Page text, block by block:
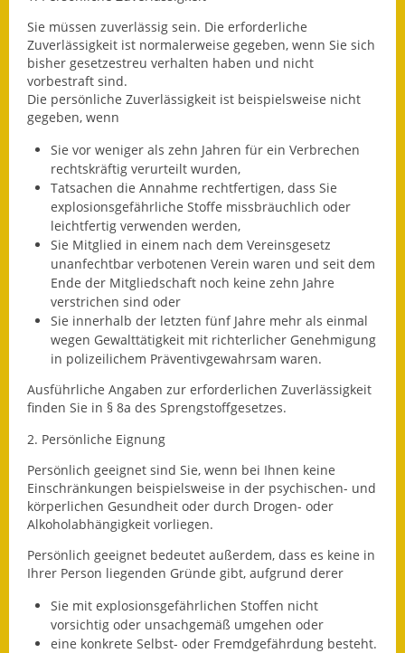
Landessanierungsprogramm
Mietspiegel
Gebäuden
Hochwassergefahrenkarte
Gemeindehalle und
Bürgerhaus
Grundschule &
Kernzeitbetreuung
Integration und Asyl
Bevölkerungsschutz
Nahverkehr
Ver- & Entsorgung
Breitbandausbau
Freizeit
Sie müssen zuverlässig sein. Die erforderliche
Zuverlässigkeit ist normalerweise gegeben, wenn Sie sich
bisher gesetzestreu verhalten haben und nicht
vorbestraft sind.
Die persönliche Zuverlässigkeit ist beispielsweise nicht
gegeben, wenn
Sie vor weniger als zehn Jahren für ein Verbrechen
rechtskräftig verurteilt wurden,
Tatsachen die Annahme rechtfertigen, dass Sie
explosionsgefährliche Stoffe missbräuchlich oder
leichtfertig verwenden werden,
Sie Mitglied in einem nach dem Vereinsgesetz
unanfechtbar verbotenen Verein waren und seit dem
Ende der Mitgliedschaft noch keine zehn Jahre
verstrichen sind oder
Sie innerhalb der letzten fünf Jahre mehr als einmal
wegen Gewalttätigkeit mit richterlicher Genehmigung
in polizeilichem Präventivgewahrsam waren.
Ausführliche Angaben zur erforderlichen Zuverlässigkeit
finden Sie in § 8a des Sprengstoffgesetzes.
2. Persönliche Eignung
Persönlich geeignet sind Sie, wenn bei Ihnen keine
Einschränkungen beispielsweise in der psychischen- und
körperlichen Gesundheit oder durch Drogen- oder
Alkoholabhängigkeit vorliegen.
Persönlich geeignet bedeutet außerdem, dass es keine in
Ihrer Person liegenden Gründe gibt, aufgrund derer
Sie mit explosionsgefährlichen Stoffen nicht
vorsichtig oder unsachgemäß umgehen oder
eine konkrete Selbst- oder Fremdgefährdung besteht.